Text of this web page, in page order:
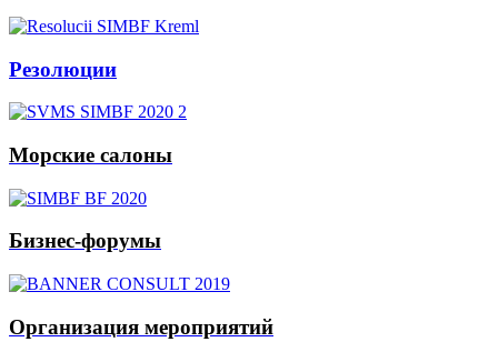
Резолюции
Морские салоны
Бизнес-форумы
Организация мероприятий